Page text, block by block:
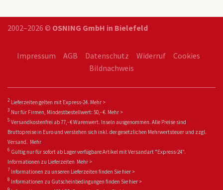
2002–2026 © OSNING GmbH in Bielefeld
Impressum AGB Datenschutz Widerruf
Cookies
Bildnachweis
2 Lieferzeiten gelten mit Express-24. Mehr >
3 Nur für Firmen, Mindestbestellwert: 50,- €. Mehr >
5 Versandkostenfrei ab 77,- € Warenwert. Inseln ausgenommen. Alle Preise sind
Bruttopreise in Euro und verstehen sich inkl. der gesetzlichen Mehrwertsteuer und zzgl.
Versand. Mehr
6 Gültig nur für sofort ab Lager verfügbare Artikel mit Versandart "Express-24".
Informationen zu Lieferzeiten Mehr >
7 Informationen zu unseren Lieferzeiten finden Sie hier >
8 Informationen zu Gutscheinbedingungen finden Sie hier >